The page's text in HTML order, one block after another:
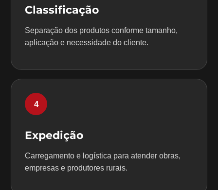
Classificação
Separação dos produtos conforme tamanho,
aplicação e necessidade do cliente.
4
Expedição
Carregamento e logística para atender obras,
empresas e produtores rurais.